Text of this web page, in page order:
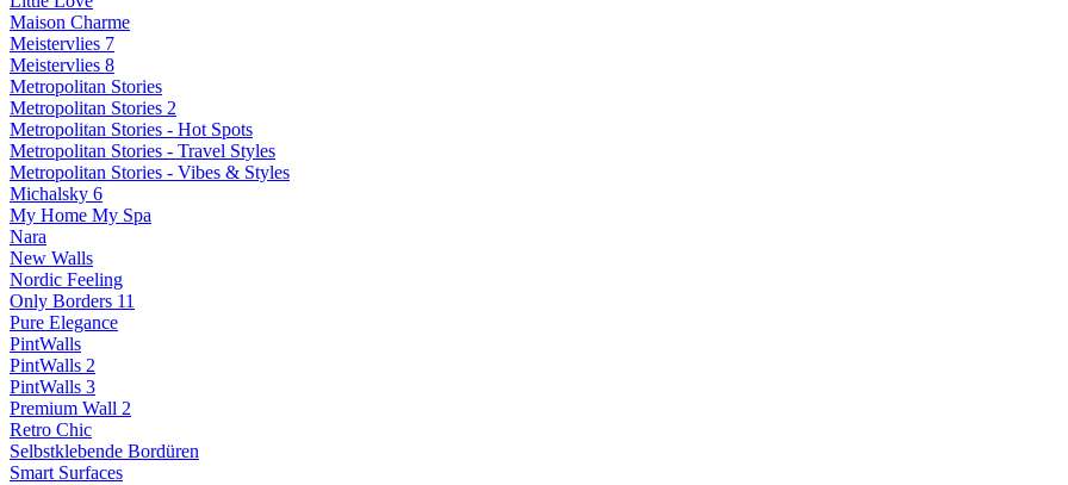
Maison Charme
Meistervlies 7
Meistervlies 8
Metropolitan Stories
Metropolitan Stories 2
Metropolitan Stories - Hot Spots
Metropolitan Stories - Travel Styles
Metropolitan Stories - Vibes & Styles
Michalsky 6
My Home My Spa
Nara
New Walls
Nordic Feeling
Only Borders 11
Pure Elegance
PintWalls
PintWalls 2
PintWalls 3
Premium Wall 2
Retro Chic
Selbstklebende Bordüren
Smart Surfaces